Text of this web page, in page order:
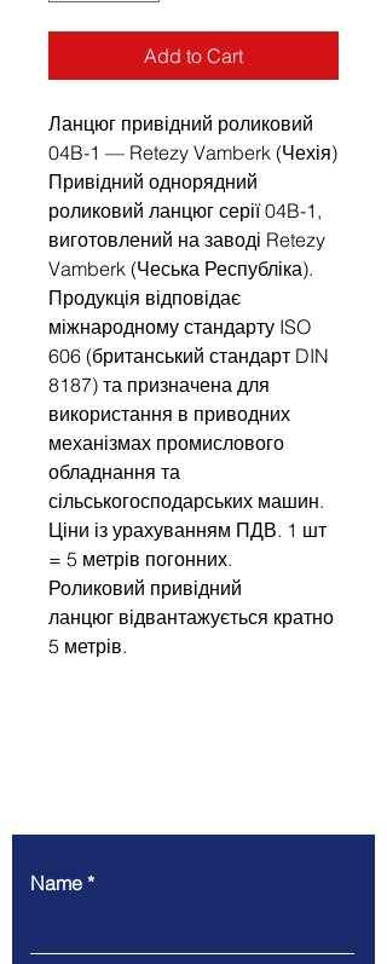
Add to Cart
Ланцюг привідний роликовий
04B-1 — Retezy Vamberk (Чехія)
Привідний однорядний
роликовий ланцюг серії 04B-1,
виготовлений на заводі Retezy
Vamberk (Чеська Республіка).
Продукція відповідає
міжнародному стандарту ISO
606 (британський стандарт DIN
8187) та призначена для
використання в приводних
механізмах промислового
обладнання та
сільськогосподарських машин.
Ціни із урахуванням ПДВ. 1 шт
= 5 метрів погонних.
Роликовий привідний
ланцюг відвантажується кратно
5 метрів.
Name